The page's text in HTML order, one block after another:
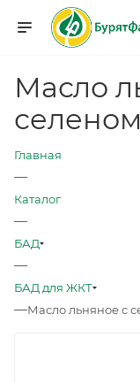
Масло
Главная
—
Каталог
—
БАД
—
БАД для ЖКТ
—Масло льняное с